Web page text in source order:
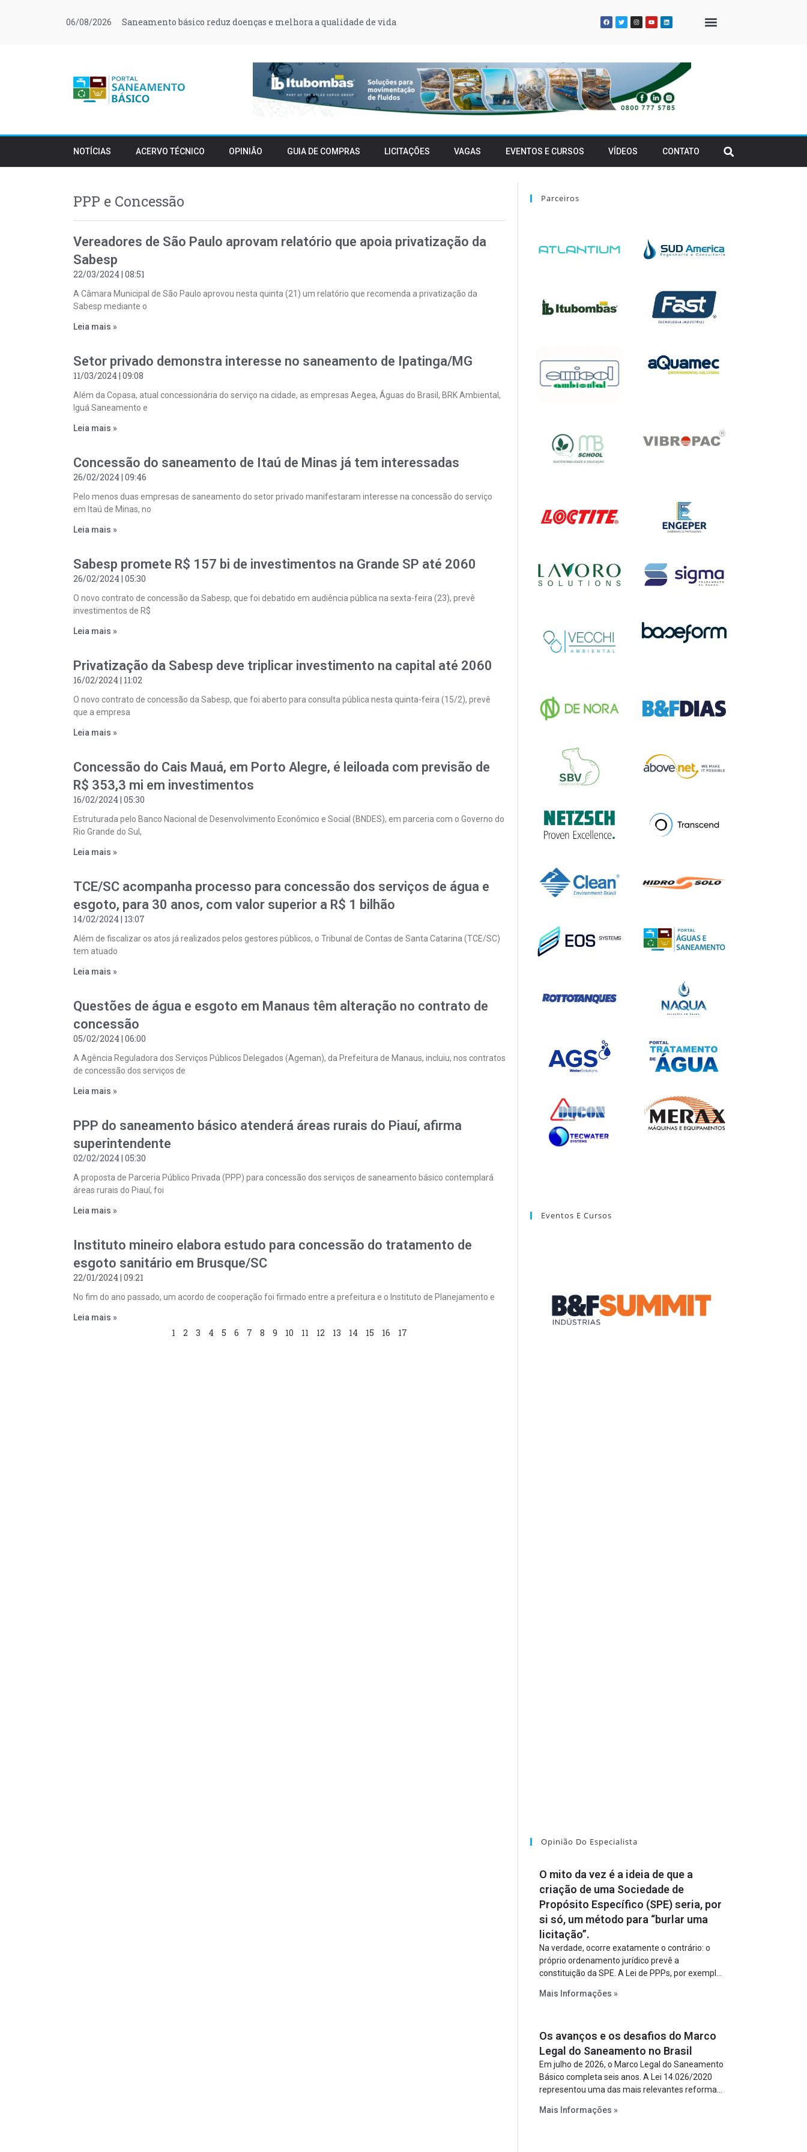
06/08/2026 Saneamento básico reduz doenças e melhora a qualidade de vida
NOTÍCIAS ACERVO TÉCNICO OPINIÃO GUIA DE COMPRAS LICITAÇÕES VAGAS EVENTOS E CURSOS VÍDEOS CONTATO
PPP e Concessão
Vereadores de São Paulo aprovam relatório que apoia privatização da
Sabesp
22/03/2024 08:51
A Câmara Municipal de São Paulo aprovou nesta quinta (21) um relatório que recomenda a privatização da
Sabesp mediante o
Leia mais »
Setor privado demonstra interesse no saneamento de Ipatinga/MG
11/03/2024 09:08
Além da Copasa, atual concessionária do serviço na cidade, as empresas Aegea, Águas do Brasil, BRK Ambiental,
Iguá Saneamento e
Leia mais »
Concessão do saneamento de Itaú de Minas já tem interessadas
26/02/2024 09:46
Pelo menos duas empresas de saneamento do setor privado manifestaram interesse na concessão do serviço
em Itaú de Minas, no
Leia mais »
Sabesp promete R$ 157 bi de investimentos na Grande SP até 2060
26/02/2024 05:30
O novo contrato de concessão da Sabesp, que foi debatido em audiência pública na sexta-feira (23), prevê
investimentos de R$
Leia mais »
Privatização da Sabesp deve triplicar investimento na capital até 2060
16/02/2024 11:02
O novo contrato de concessão da Sabesp, que foi aberto para consulta pública nesta quinta-feira (15/2), prevê
que a empresa
Leia mais »
Concessão do Cais Mauá, em Porto Alegre, é leiloada com previsão de
R$ 353,3 mi em investimentos
16/02/2024 05:30
Estruturada pelo Banco Nacional de Desenvolvimento Econômico e Social (BNDES), em parceria com o Governo do
Rio Grande do Sul,
Leia mais »
TCE/SC acompanha processo para concessão dos serviços de água e
esgoto, para 30 anos, com valor superior a R$ 1 bilhão
14/02/2024 13:07
Além de fiscalizar os atos já realizados pelos gestores públicos, o Tribunal de Contas de Santa Catarina (TCE/SC)
tem atuado
Leia mais »
Questões de água e esgoto em Manaus têm alteração no contrato de
concessão
05/02/2024 06:00
A Agência Reguladora dos Serviços Públicos Delegados (Ageman), da Prefeitura de Manaus, incluiu, nos contratos
de concessão dos serviços de
Leia mais »
PPP do saneamento básico atenderá áreas rurais do Piauí, afirma
superintendente
02/02/2024 05:30
A proposta de Parceria Público Privada (PPP) para concessão dos serviços de saneamento básico contemplará
áreas rurais do Piauí, foi
Leia mais »
Instituto mineiro elabora estudo para concessão do tratamento de
esgoto sanitário em Brusque/SC
22/01/2024 09:21
No fim do ano passado, um acordo de cooperação foi firmado entre a prefeitura e o Instituto de Planejamento e
Leia mais »
1 2 3 4 5 6 7 8 9 10 11 12 13 14 15 16 17
Parceiros
Eventos E Cursos
Opinião Do Especialista
O mito da vez é a ideia de que a
criação de uma Sociedade de
Propósito Específico (SPE) seria, por
si só, um método para “burlar uma
licitação”.
Na verdade, ocorre exatamente o contrário: o
próprio ordenamento jurídico prevê a
constituição da SPE. A Lei de PPPs, por exemplo,
SPE para implantar e gerir o empreendimento.
Concessões, a figura é facultativa e sujeita a
uma escolha racional de projeto a projeto.
Mais Informações »
Os avanços e os desafios do Marco
Legal do Saneamento no Brasil
Em julho de 2026, o Marco Legal do Saneamento
Básico completa seis anos. A Lei 14.026/2020
representou uma das mais relevantes reformas
claras para a universalização dos serviços,
Mais Informações »